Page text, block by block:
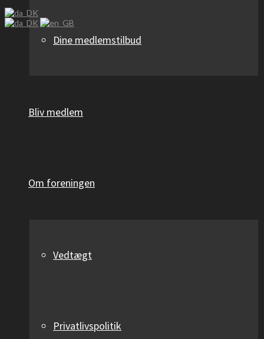
Dine medlemstilbud
Bliv medlem
Om foreningen
Vedtægt
Privatlivspolitik